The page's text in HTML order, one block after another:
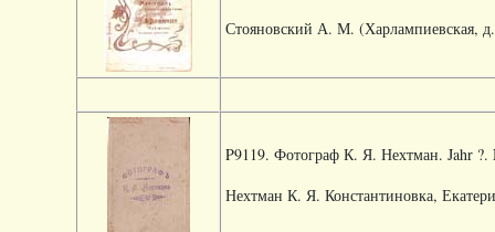
Стояновский А. М. (Харлампиевская,
P9119. Фотограф К. Я. Нехтман. Jahr ?.
Нехтман К. Я. Константиновка,